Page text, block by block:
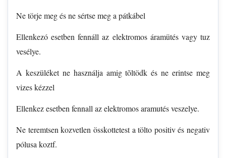
Ne törje meg és ne sértse meg a pátkábel
Ellenkezó esetben fennáll az elektromos áramütés vagy tuz
vesélye.
A keszüléket ne használja amig tõltödk és ne erintse meg
vizes kézzel
Ellenkez esetben fennall az elektromos aramutés veszelye.
Ne teremtsen kozvetlen össkottetest a tölto positiv és negativ
pólusa koztf.